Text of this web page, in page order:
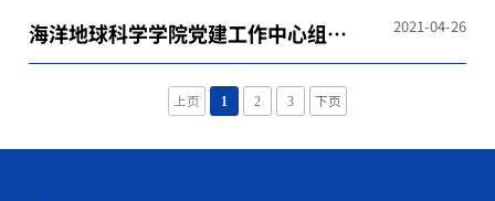
海洋地球科学学院党建工作中心组织
招募
2021-04-26
上页 1 2 3 下页